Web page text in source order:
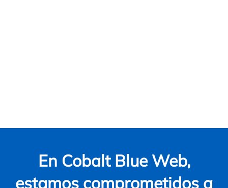
En Cobalt Blue Web,
estamos comprometidos a